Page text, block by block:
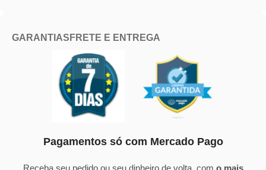
GARANTIAS FRETE E ENTREGA
Pagamentos só com Mercado Pago
Receba seu pedido ou seu dinheiro de volta, com o mais